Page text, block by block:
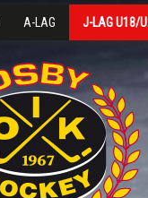
A-LAG J-LAG U18/